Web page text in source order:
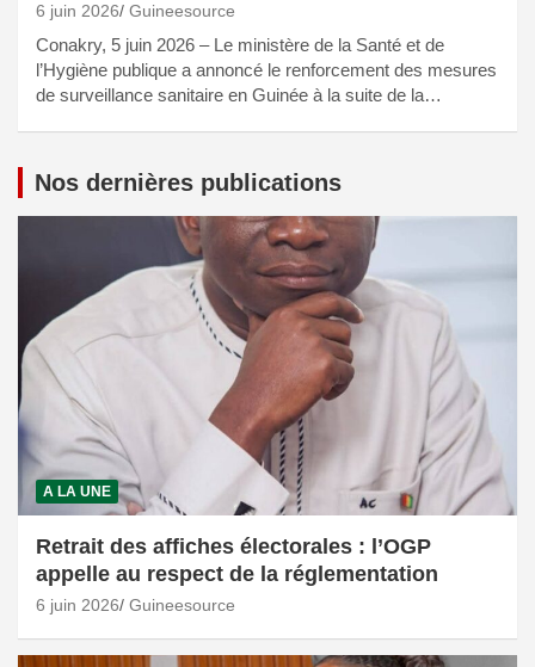
6 juin 2026 Guineesource
Conakry, 5 juin 2026 – Le ministère de la Santé et de
l’Hygiène publique a annoncé le renforcement des mesures
de surveillance sanitaire en Guinée à la suite de la…
Nos dernières publications
A LA UNE
Retrait des affiches électorales : l’OGP
appelle au respect de la réglementation
6 juin 2026 Guineesource